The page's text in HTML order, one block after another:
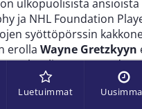
Luetuimmat
ulkopuolisista
ja NHL Foundation
syöttöpörssin
erolla Wayne Gretzkyyn
huolimatta Kanadan
turnauksessa, vuoden
Muiden turnausten